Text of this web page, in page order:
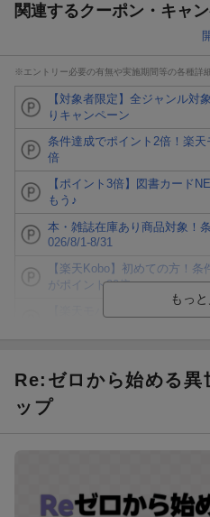
関連するクーポン・キャ
※エントリー必要の有無や実施期間等の各種詳
【対象者限定】全ジャンル
りキャンペーン
条件達成でポイント2倍！楽
倍
【ポイント3倍】図書カード
もう♪
本・雑誌在庫あり商品対象！
026/8/1-8/31
【楽天Kobo】初めての方！
がポイント20倍
ト山分け
【スタンプカード】楽天ポイ
が当たる！
進呈
Re:ゼロから始める異
ップ